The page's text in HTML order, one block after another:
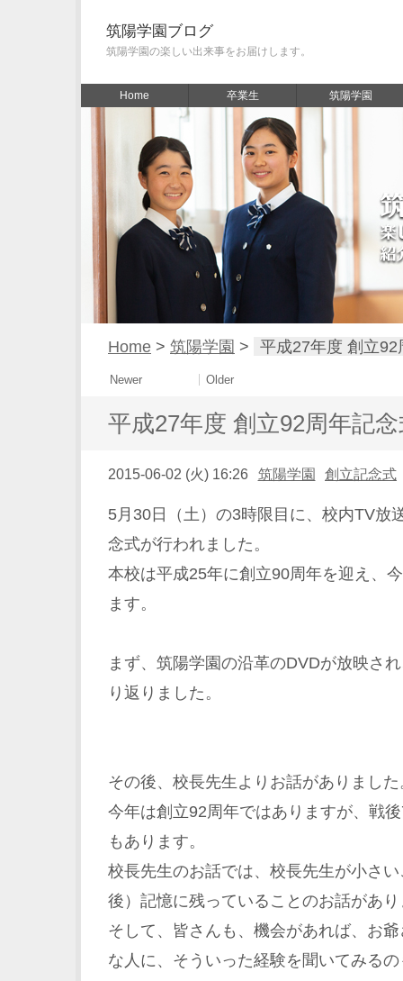
筑陽学園ブログ
筑陽学園の楽しい出来事をお届けします。
Home 卒業生 筑陽学園
Home > 筑陽学園 > 平成27年度 創立92
Newer Older
平成27年度 創立92周年記
2015-06-02 (火) 16:26 筑陽学園 創立記念式
5月30日（土）の3時限目に、校内TV放
念式が行われました。
本校は平成25年に創立90周年を迎え、
ます。
まず、筑陽学園の沿革のDVDが放映さ
り返りました。
その後、校長先生よりお話がありました
今年は創立92周年ではありますが、戦
もあります。
校長先生のお話では、校長先生が小さ
後）記憶に残っていることのお話があ
そして、皆さんも、機会があれば、お
な人に、そういった経験を聞いてみる